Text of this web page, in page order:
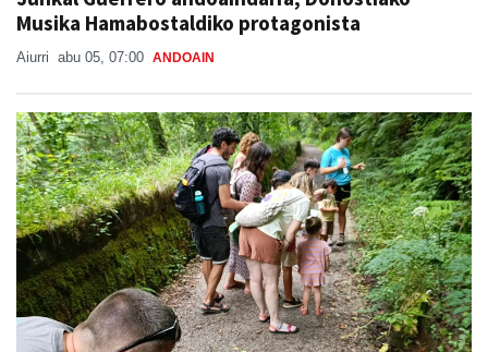
Musika Hamabostaldiko protagonista
Aiurri abu 05, 07:00 ANDOAIN